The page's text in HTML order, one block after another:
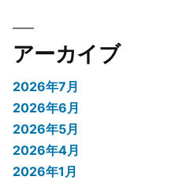
アーカイブ
2026年7月
2026年6月
2026年5月
2026年4月
2026年1月